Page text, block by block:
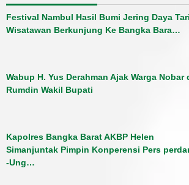
Festival Nambul Hasil Bumi Jering Daya
Wisatawan Berkunjung Ke Bangka Bara…
Wabup H. Yus Derahman Ajak Warga Nobar
Rumdin Wakil Bupati
Kapolres Bangka Barat AKBP Helen
Simanjuntak Pimpin Konperensi Pers
-Ung…